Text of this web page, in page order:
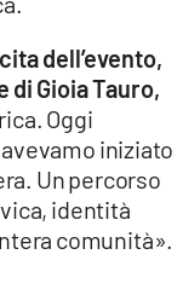
dell’evento,
di Gioia Tauro,
Oggi
iniziato
Un percorso
identità
comunità».